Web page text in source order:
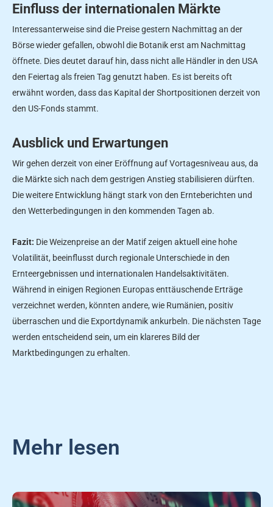
Einfluss der internationalen Märkte
Interessanterweise sind die Preise gestern Nachmittag an der
Börse wieder gefallen, obwohl die Botanik erst am Nachmittag
öffnete. Dies deutet darauf hin, dass nicht alle Händler in den USA
den Feiertag als freien Tag genutzt haben. Es ist bereits oft
erwähnt worden, dass das Kapital der Shortpositionen derzeit von
den US-Fonds stammt.
Ausblick und Erwartungen
Wir gehen derzeit von einer Eröffnung auf Vortagesniveau aus, da
die Märkte sich nach dem gestrigen Anstieg stabilisieren dürften.
Die weitere Entwicklung hängt stark von den Ernteberichten und
den Wetterbedingungen in den kommenden Tagen ab.
Fazit: Die Weizenpreise an der Matif zeigen aktuell eine hohe
Volatilität, beeinflusst durch regionale Unterschiede in den
Ernteergebnissen und internationalen Handelsaktivitäten.
Während in einigen Regionen Europas enttäuschende Erträge
verzeichnet werden, könnten andere, wie Rumänien, positiv
überraschen und die Exportdynamik ankurbeln. Die nächsten Tage
werden entscheidend sein, um ein klareres Bild der
Marktbedingungen zu erhalten.
Mehr lesen